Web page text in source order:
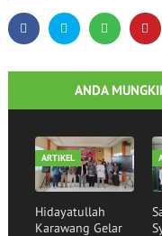
ANDA
ARTIKEL
Hidayatullah
Karawang Gelar